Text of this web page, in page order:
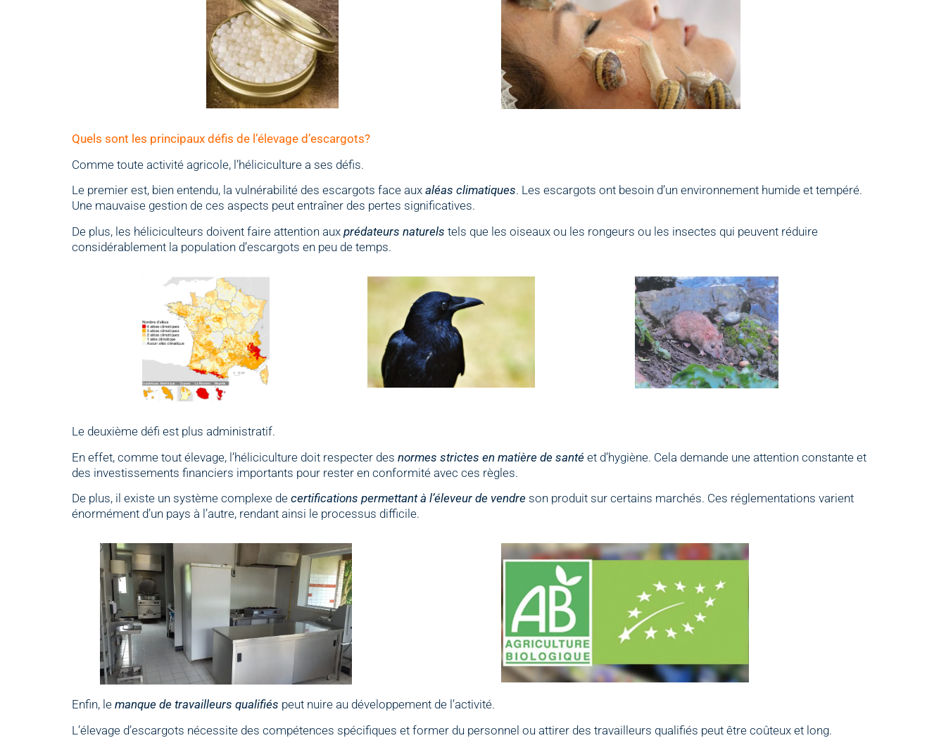
Quels sont les principaux défis de l’élevage d’escargots?
Comme toute activité agricole, l’héliciculture a ses défis.
Le premier est, bien entendu, la vulnérabilité des escargots face aux aléas climatiques. Les escargots ont besoin d’un environnement humide et tempéré.
Une mauvaise gestion de ces aspects peut entraîner des pertes significatives.
De plus, les héliciculteurs doivent faire attention aux prédateurs naturels tels que les oiseaux ou les rongeurs ou les insectes qui peuvent réduire
considérablement la population d’escargots en peu de temps.
Le deuxième défi est plus administratif.
En effet, comme tout élevage, l’héliciculture doit respecter des normes strictes en matière de santé et d’hygiène. Cela demande une attention constante et
des investissements financiers importants pour rester en conformité avec ces règles.
De plus, il existe un système complexe de certifications permettant à l’éleveur de vendre son produit sur certains marchés. Ces réglementations varient
énormément d’un pays à l’autre, rendant ainsi le processus difficile.
Enfin, le manque de travailleurs qualifiés peut nuire au développement de l’activité.
L’élevage d’escargots nécessite des compétences spécifiques et former du personnel ou attirer des travailleurs qualifiés peut être coûteux et long.